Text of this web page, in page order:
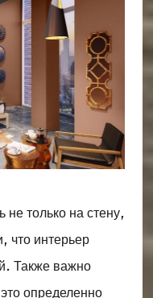
только на стену,
что интерьер
Также важно
определенно